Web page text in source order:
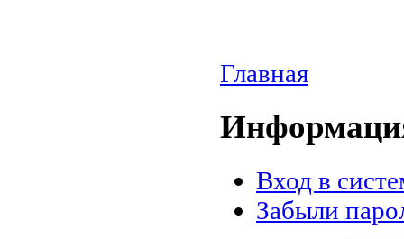
Главная
Вход в
Забыли